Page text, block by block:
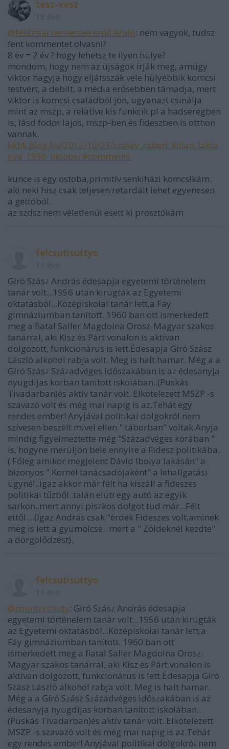
tesz-vesz
@félázsiai nemecsek ernő áruló: nem vagyok, tudsz
fent kommentet olvasni?
8 év = 2 év ? hogy lehetsz te ilyen hülye?
mondom, hogy nem az újságok írják meg, amúgy
viktor hagyja hogy eljátsszák vele hülyébbik komcsi
testvért, a debilt, a média erősebben támadja, mert
viktor is komcsi családból jön, ugyanazt csinálja
mint az mszp, a relatíve kis funkcik pl a hadseregben
is, lásd fodor lajos, mszp-ben és fideszben is otthon
vannak.
kkbk.blog.hu/2012/10/23/szalay_robert_kilian_lakta
nya_1956_oktober#comments
kunce is egy ostoba,primitív senkiházi komcsikám.
aki neki hisz csak teljesen retardált lehet egyenesen
a gettóból.
az szdsz nem véletlenül esett ki prosztókám
felcsutisuttyo
Gíró Szász András édesapja egyetemi történelem
tanár volt...1956 után kirúgták az Egyetemi
oktatásból...Középiskolai tanár lett,a Fáy
gimnáziumban tanított. 1960 ban ott ismerkedett
meg a fiatal Saller Magdolna Orosz-Magyar szakos
tanárral, aki Kisz és Párt vonalon is aktívan
dolgozott, funkcionárus is lett.Édesapja Gíró Szász
László alkohol rabja volt. Meg is halt hamar. Még a a
Gíró Szász Századvéges időszakában is az édesanyja
nyugdíjas korban tanított iskolában..(Puskás
Tivadarban)és aktív tanár volt. Elkötelezett MSZP -s
szavazó volt és még mai napig is az.Tehát egy
rendes ember! Anyjával politikai dolgokról nem
szívesen beszélt mivel ellen " táborban" voltak.Anyja
mindíg figyelmeztette még "Századvéges korában "
is, hogyne merüljön bele ennyire a Fidesz politikába.
( Főleg amikor megjelent Dávid Ibolya lakásán" a
bizonyos " Kornél tanácsadójaként" a lehallgatási
ügynél..igaz akkor már félt ha kiszáll a fideszes
politikai tűzből..talán elüti egy autó az egyik
sarkon..mert annyi piszkos dolgot tud már...Félt
ettől....(Igaz András csak "érdek Fideszes volt,aminek
meg is lett a gyümölcse.. mert a " Zöldeknél kezdte"
a dörgölődzést).
felcsutisuttyo
@countrystudy: Gíró Szász András édesapja
egyetemi történelem tanár volt...1956 után kirúgták
az Egyetemi oktatásból...Középiskolai tanár lett,a
Fáy gimnáziumban tanított. 1960 ban ott
ismerkedett meg a fiatal Saller Magdolna Orosz-
Magyar szakos tanárral, aki Kisz és Párt vonalon is
aktívan dolgozott, funkcionárus is lett.Édesapja Gíró
Szász László alkohol rabja volt. Meg is halt hamar.
Még a a Gíró Szász Századvéges időszakában is az
édesanyja nyugdíjas korban tanított iskolában..
(Puskás Tivadarban)és aktív tanár volt. Elkötelezett
MSZP -s szavazó volt és még mai napig is az.Tehát
egy rendes ember! Anyjával politikai dolgokról nem